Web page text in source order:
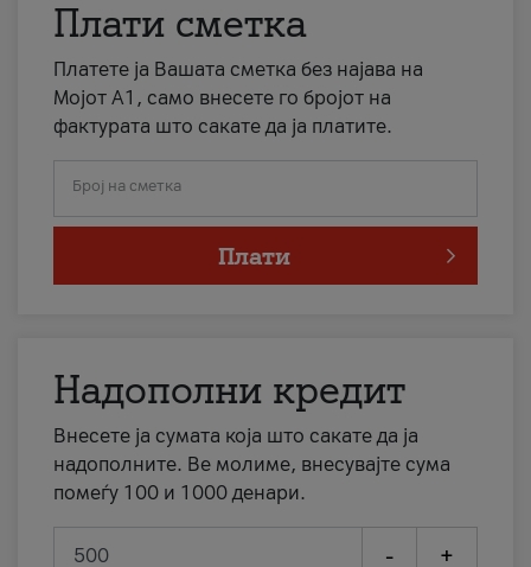
Плати сметка
Платете ја Вашата сметка без најава на
Мојот А1, само внесете го бројот на
фактурата што сакате да ја платите.
Број на сметка
Плати
Надополни кредит
Внесете ја сумата која што сакате да ја
надополните. Ве молиме, внесувајте сума
помеѓу 100 и 1000 денари.
- +